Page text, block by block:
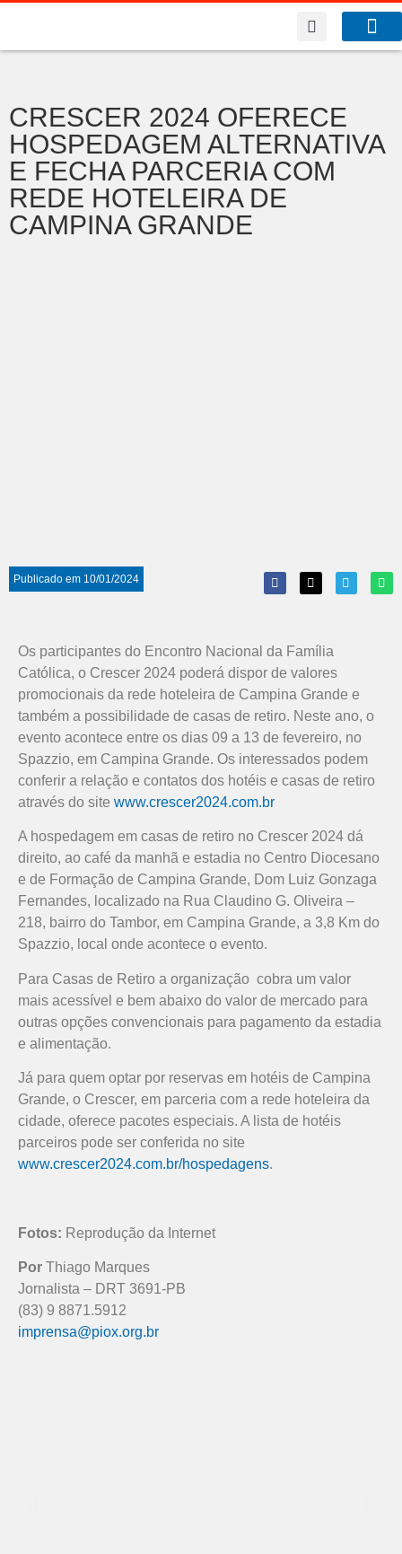
CRESCER 2024 OFERECE
HOSPEDAGEM ALTERNATIVA
E FECHA PARCERIA COM
REDE HOTELEIRA DE
CAMPINA GRANDE
Publicado em 10/01/2024
Os participantes do Encontro Nacional da Família
Católica, o Crescer 2024 poderá dispor de valores
promocionais da rede hoteleira de Campina Grande e
também a possibilidade de casas de retiro. Neste ano, o
evento acontece entre os dias 09 a 13 de fevereiro, no
Spazzio, em Campina Grande. Os interessados podem
conferir a relação e contatos dos hotéis e casas de retiro
através do site www.crescer2024.com.br
A hospedagem em casas de retiro no Crescer 2024 dá
direito, ao café da manhã e estadia no Centro Diocesano
e de Formação de Campina Grande, Dom Luiz Gonzaga
Fernandes, localizado na Rua Claudino G. Oliveira –
218, bairro do Tambor, em Campina Grande, a 3,8 Km do
Spazzio, local onde acontece o evento.
Para Casas de Retiro a organização cobra um valor
mais acessível e bem abaixo do valor de mercado para
outras opções convencionais para pagamento da estadia
e alimentação.
Já para quem optar por reservas em hotéis de Campina
Grande, o Crescer, em parceria com a rede hoteleira da
cidade, oferece pacotes especiais. A lista de hotéis
parceiros pode ser conferida no site
www.crescer2024.com.br/hospedagens.
Fotos: Reprodução da Internet
Por Thiago Marques
Jornalista – DRT 3691-PB
(83) 9 8871.5912
imprensa@piox.org.br